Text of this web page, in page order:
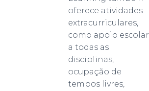
oferece atividades
extracurriculares,
como apoio escolar
a todas as
disciplinas,
ocupação de
tempos livres,